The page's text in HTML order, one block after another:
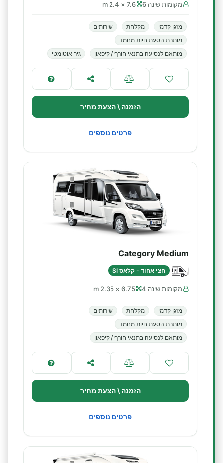
מקומות שינה 6 7.6 × 2.4 m
מזגן קדמי מקלחת
שירותים
מותרת הסעת חיות מחמד
מותאם לנסיעה בתנאי חורף / קיפאון
גיר אוטומטי
הזמנה \ הצעת מחיר
פרטים נוספים
Category Medium
חצי אחוד - קלאס SI
מקומות שינה 4 6.75 × 2.35 m
מזגן קדמי מקלחת
שירותים
מותרת הסעת חיות מחמד
מותאם לנסיעה בתנאי חורף / קיפאון
הזמנה \ הצעת מחיר
פרטים נוספים